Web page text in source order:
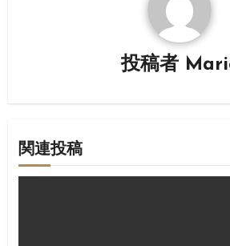
投稿者
関連投稿